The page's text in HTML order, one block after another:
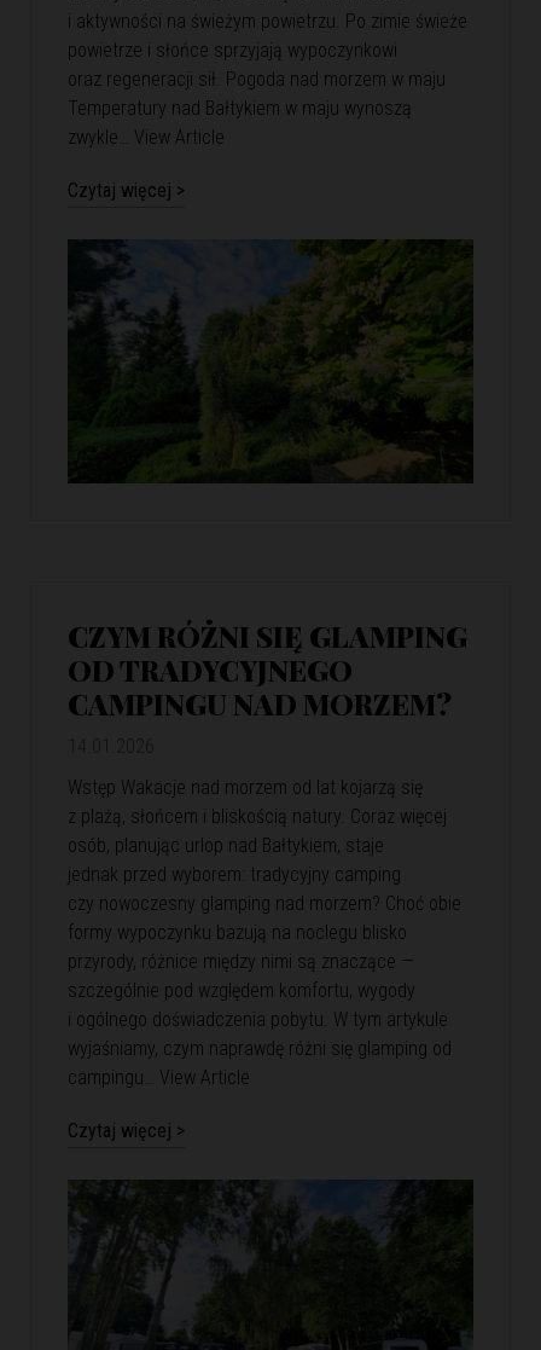
i aktywności na świeżym powietrzu. Po zimie świeże
powietrze i słońce sprzyjają wypoczynkowi
oraz regeneracji sił. Pogoda nad morzem w maju
Temperatury nad Bałtykiem w maju wynoszą
zwykle… View Article
Czytaj więcej >
CZYM RÓŻNI SIĘ GLAMPING
OD TRADYCYJNEGO
CAMPINGU NAD MORZEM?
Wstęp Wakacje nad morzem od lat kojarzą się
z plażą, słońcem i bliskością natury. Coraz więcej
osób, planując urlop nad Bałtykiem, staje
jednak przed wyborem: tradycyjny camping
czy nowoczesny glamping nad morzem? Choć obie
formy wypoczynku bazują na noclegu blisko
przyrody, różnice między nimi są znaczące —
szczególnie pod względem komfortu, wygody
i ogólnego doświadczenia pobytu. W tym artykule
wyjaśniamy, czym naprawdę różni się glamping od
campingu… View Article
Czytaj więcej >